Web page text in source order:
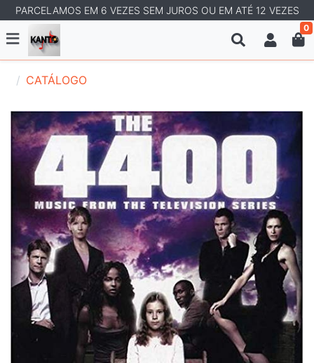
PARCELAMOS EM 6 VEZES SEM JUROS OU EM ATÉ 12 VEZES
0
CATÁLOGO